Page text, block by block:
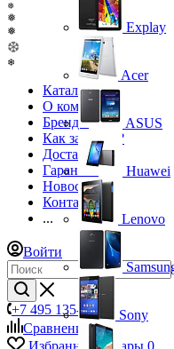
❅
❅
❅
❆
❄
Каталог
О компании
Бренды
Как заказать?
Доставка
Гарантия
Новости
Контакты
...
Войти
+7 495 135-39-43
Сравнение0
Избранные товары 0
Explay
Acer
ASUS
Huawei
Lenovo
Sony